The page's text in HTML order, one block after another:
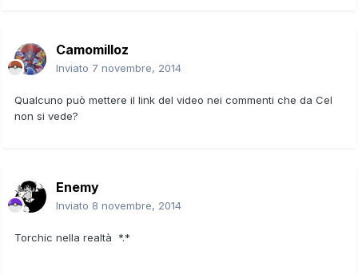
Camomilloz
Inviato 7 novembre, 2014
Qualcuno può mettere il link del video nei commenti che da Cel
non si vede?
Enemy
Inviato 8 novembre, 2014
Torchic nella realtà *.*